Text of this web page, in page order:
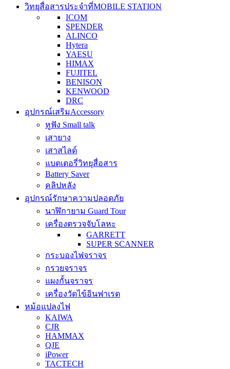
วิทยุสื่อสารประจำที่MOBILE STATION
ICOM
SPENDER
ALINCO
Hytera
YAESU
HIMAX
FUJITEL
BENISON
KENWOOD
DRC
อุปกรณ์เสริมAccessory
หูฟัง Small talk
เสายาง
เสาสไลด์
แบตเตอรี่วิทยุสื่อสาร
Battery Saver
คลิปหลัง
อุปกรณ์รักษาความปลอดภัย
นาฬิกายาม Guard Tour
เครื่องตรวจจับโลหะ
GARRETT
SUPER SCANNER
กระบองไฟจราจร
กรวยจราจร
แผงกั้นจราจร
เครื่องวัดไข้อินฟาเรด
หม้อแปลงไฟ
KAIWA
CJR
HAMMAX
QJE
iPower
TACTECH